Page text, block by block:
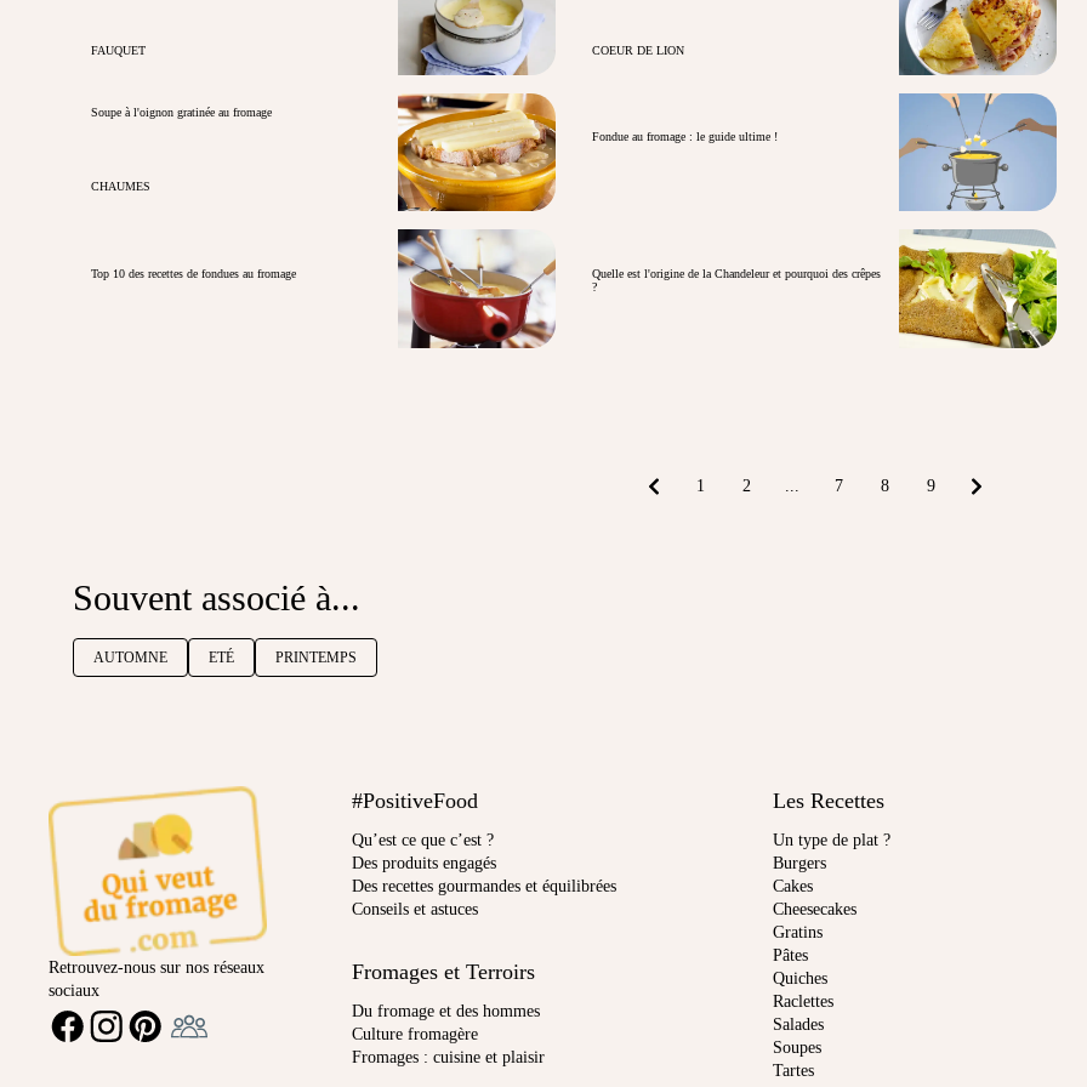
FAUQUET COEUR DE LION
Soupe à l'oignon gratinée au fromage
CHAUMES
Fondue au fromage : le guide ultime !
Top 10 des recettes de fondues au fromage
Quelle est l'origine de la Chandeleur et pourquoi des crêpes
?
1 2 ... 7 8 9
Souvent associé à...
AUTOMNE ETÉ PRINTEMPS
Retrouvez-nous sur nos réseaux
sociaux
FACEBOOKINSTAGRAMPINTEREST
#PositiveFood
Qu’est ce que c’est ?
Des produits engagés
Des recettes gourmandes et équilibrées
Conseils et astuces
Fromages et Terroirs
Du fromage et des hommes
Culture fromagère
Fromages : cuisine et plaisir
Les Recettes
Un type de plat ?
Burgers
Cakes
Cheesecakes
Gratins
Pâtes
Quiches
Raclettes
Salades
Soupes
Tartes